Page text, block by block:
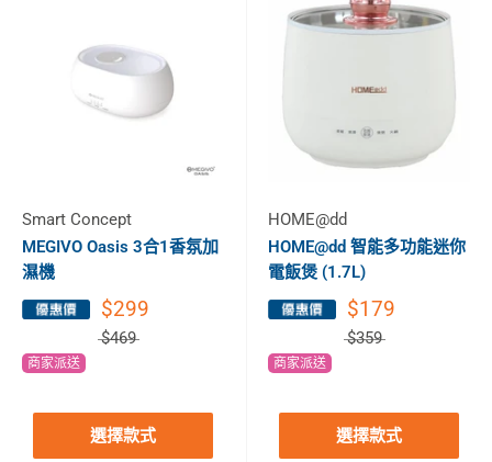
Smart Concept
MEGIVO Oasis 3合1香氛加
濕機
$299
$469
商家派送
選擇款式
HOME@dd
HOME@dd 智能多功能迷你
電飯煲 (1.7L)
$179
$359
商家派送
選擇款式